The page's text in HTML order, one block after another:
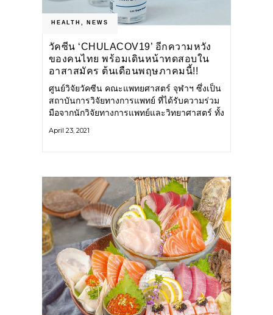
HEALTH , NEWS
วัคซีน ‘CHULACOV19’ อีกความหวัง
ของคนไทย พร้อมเดินหน้าทดสอบใน
อาสาสมัคร ต้นเดือนพฤษภาคมนี้!!
ศูนย์วิจัยวัคซีน คณะแพทยศาสตร์ จุฬาฯ ซึ่งเป็น
สถาบันการวิจัยทางการแพทย์ ที่ได้รับความร่วม
มือจากนักวิจัยทางการแพทย์และวิทยาศาสตร์ ทั้ง
ต่อยอด การคิดค้น ผลิตวัคซีน เพื่อใช้ในการ
April 23, 2021